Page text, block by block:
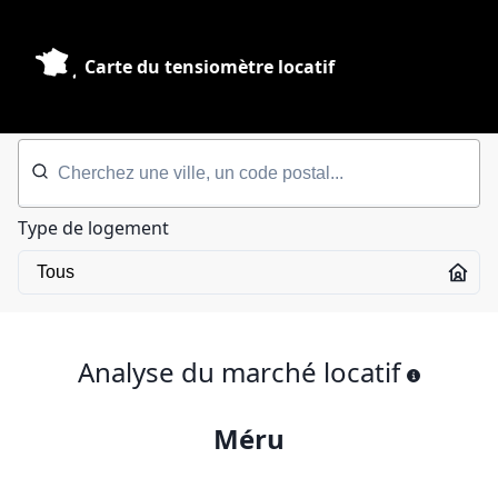
Carte du tensiomètre locatif
Type de logement
Analyse du marché locatif
Méru